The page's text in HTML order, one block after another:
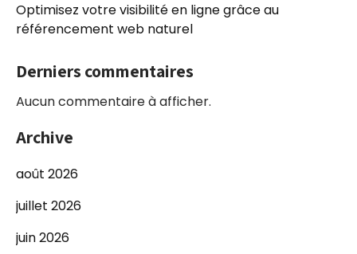
Optimisez votre visibilité en ligne grâce au
référencement web naturel
Derniers commentaires
Aucun commentaire à afficher.
Archive
août 2026
juillet 2026
juin 2026